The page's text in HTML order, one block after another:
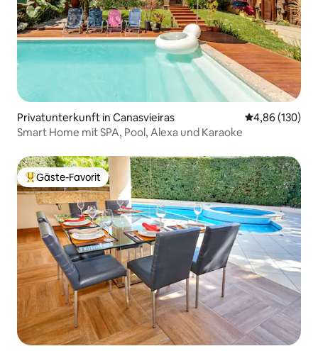
Privatunterkunft in Canasvieiras
4,86 (130)
Smart Home mit SPA, Pool, Alexa und Karaoke
Beliebter Gäste-Favorit.
Gäste-Favorit